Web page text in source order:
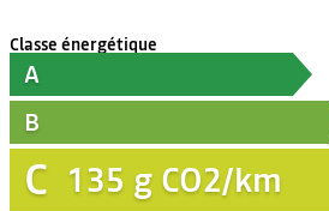
Classe énergétique
A
B
C 135 g CO2/km